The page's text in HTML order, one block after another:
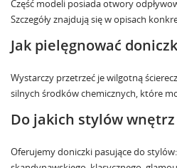
Część modeli posiada otwory
Szczegóły znajdują się w opisach
Jak pielęgnować
Wystarczy przetrzeć je wilgotną
silnych środków chemicznych, które
Do jakich stylów
Oferujemy doniczki pasujące do